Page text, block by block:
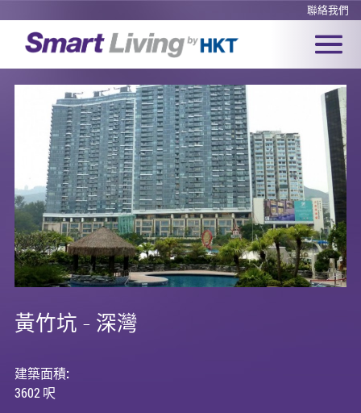
聯絡我們
黃竹坑 - 深灣
建築面積:
3602 呎